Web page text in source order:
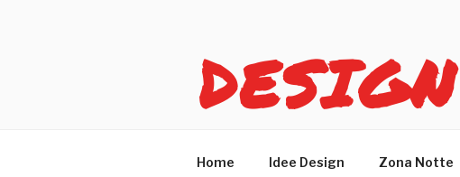
Home Idee Design Zona Notte